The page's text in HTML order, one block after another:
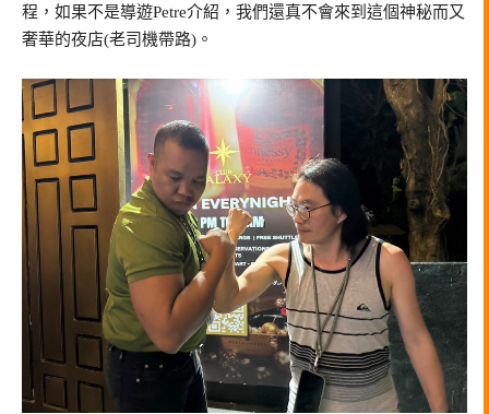
程，如果不是導遊Petre介紹，我們還真不會來到這個神秘而又
奢華的夜店(老司機帶路)。